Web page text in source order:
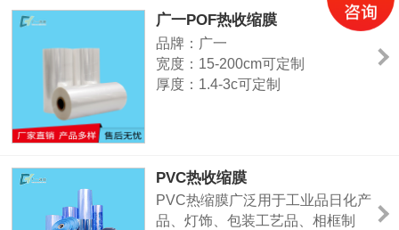
镜片、高光塑胶面、亚克力等光滑
表面
广一POF热收缩膜
品牌：广一
宽度：15-200cm可定制
厚度：1.4-3c可定制
大型需包装设备、物品等。
PVC热收缩膜
PVC热缩膜广泛用于工业品日化产
品、灯饰、包装工艺品、相框制